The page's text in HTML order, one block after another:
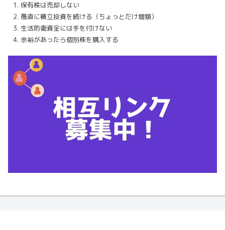
保有株は売却しない
愚直に積立投資を続ける（ちょっとだけ増額）
生活防衛資金には手を付けない
余裕があったら個別株を購入する